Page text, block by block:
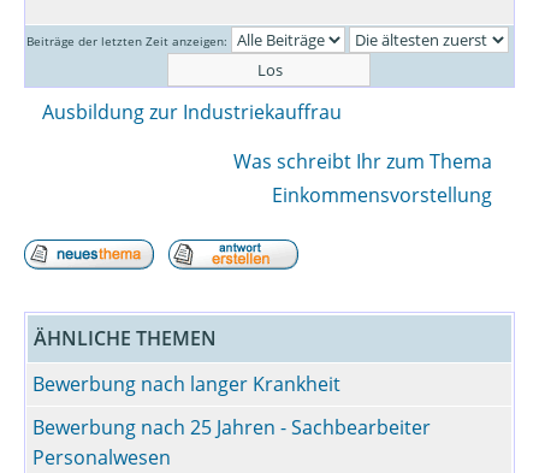
Beiträge der letzten Zeit anzeigen:
Ausbildung zur Industriekauffrau
Was schreibt Ihr zum Thema
Einkommensvorstellung
ÄHNLICHE THEMEN
Bewerbung nach langer Krankheit
Bewerbung nach 25 Jahren - Sachbearbeiter
Personalwesen